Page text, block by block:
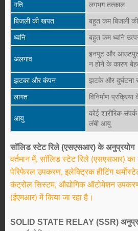
गति
लगभग तत्काल
बिजली की खपत
बहुत कम बिजली
ध्वनि
बहुत कम ध्वनि
अलगाव
इनपुट और आउटपुट
न होने के कारण
झटका और कंपन झटके और दुर्घटना
लागत
विनिर्माण
आयु
कोई शारीरिक
लंबी आयु
सॉलिड स्टेट रिले (एसएसआर) के अनुप्रयोग
वर्तमान में, सॉलिड स्टेट रिले (एसएसआर) का
पेरिफेरल उपकरण, इलेक्ट्रिक हीटिंग
कंट्रोल सिस्टम, औद्योगिक ऑटोमेशन
(ईएमआर) में किया जा रहा है।
SOLID STATE RELAY (SSR)